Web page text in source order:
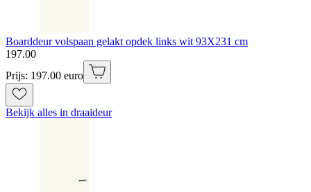
Boarddeur volspaan gelakt opdek links wit 93X231 cm
197.00
Prijs: 197.00 euro
Bekijk alles in draaideur